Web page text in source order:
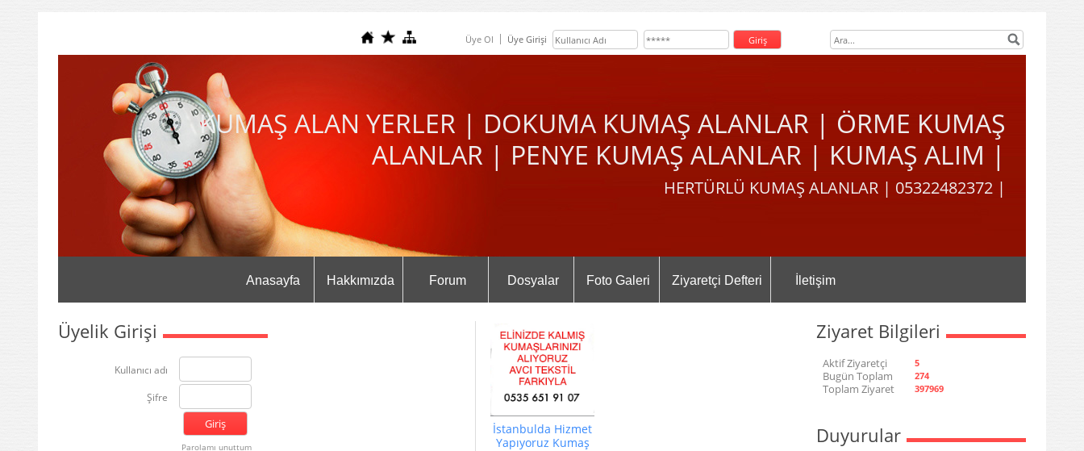
Üye Ol Üye Girişi
KUMAŞ ALAN YERLER | DOKUMA KUMAŞ ALANLAR | ÖRME KUMAŞ
ALANLAR | PENYE KUMAŞ ALANLAR | KUMAŞ ALIM |
HERTÜRLÜ KUMAŞ ALANLAR | 05322482372 |
Anasayfa Hakkımızda Forum Dosyalar Foto Galeri Ziyaretçi Defteri İletişim
Üyelik Girişi
Kullanıcı adı
Şifre
Parolamı unuttum
İstanbulda Hizmet
Yapıyoruz Kumaş
Ziyaret Bilgileri
Aktif Ziyaretçi 5
Bugün Toplam 274
Toplam Ziyaret 397969
Duyurular